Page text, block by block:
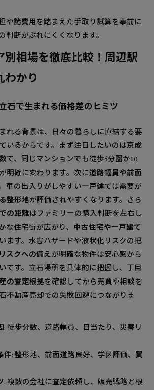
や諸費用を踏まえた手取り試算を事前に
判断がぶれにくくなります。
別相場を徹底比較！周辺駅
わかり
石で生まれる価格差のヒミツ
れる背景は、日々の暮らしに直結する要
いるからです。まず注目したいのは京成
で、同じマンションでも徒歩5分圏か10
明確に変わります。次に道路幅員や前面
車の出入りがしやすい一戸建ては需要が
整形地が評価されやすくなります。さら
の距離はファミリーの購入判断を左右し
な住宅街が広がり、 中古住宅や一戸建て
ます。水害ハザードや液状化リスクの把
スクへの備えが明確な物件は安心感から
です。立石場所を具体的に把握し、丁目
の査定根拠を確認してから売買や相談を
不動産売却での失敗回避につながりま
: 徒歩分数、道路幅員、日当たり、災害リ
件: 整形地、前面道路良好、学区評価、買
: 複数の会社に査定依頼し、販売戦略と根